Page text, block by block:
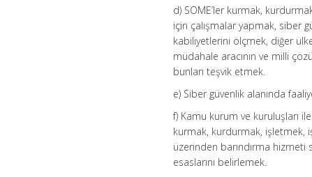
d) SOME’ler kurmak,
için çalışmalar yapmak, siber
kabiliyetlerini ölçmek, diğer
müdahale aracının ve milli
bunları teşvik etmek.
e) Siber güvenlik alanında
f) Kamu kurum ve kuruluşları
kurmak, kurdurmak, işletmek,
üzerinden barındırma hizmeti
esaslarını belirlemek.